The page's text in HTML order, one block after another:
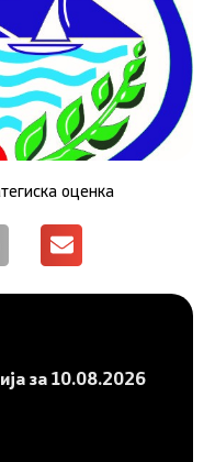
оценка
за 10.08.2026